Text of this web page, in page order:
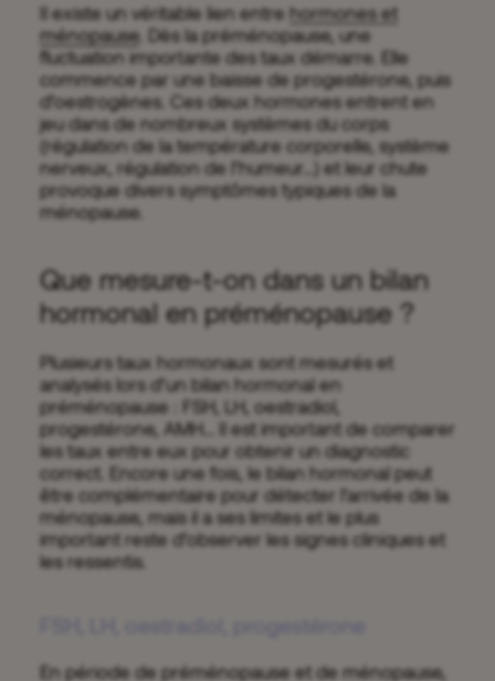
Il existe un véritable lien entre hormones et
ménopause. Dès la préménopause, une
fluctuation importante des taux démarre. Elle
commence par une baisse de progestérone, puis
d’oestrogènes. Ces deux hormones entrent en
jeu dans de nombreux systèmes du corps
(régulation de la température corporelle, système
nerveux, régulation de l’humeur…) et leur chute
provoque divers symptômes typiques de la
ménopause.
Que mesure-t-on dans un bilan
hormonal en préménopause ?
Plusieurs taux hormonaux sont mesurés et
analysés lors d’un bilan hormonal en
préménopause : FSH, LH, oestradiol,
progestérone, AMH… Il est important de comparer
les taux entre eux pour obtenir un diagnostic
correct. Encore une fois, le bilan hormonal peut
être complémentaire pour détecter l’arrivée de la
ménopause, mais il a ses limites et le plus
important reste d’observer les signes cliniques et
les ressentis.
En période de préménopause et de ménopause,